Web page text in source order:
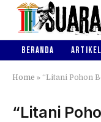
BERANDA ARTIKEL
Home » “Litani Pohon
“Litani